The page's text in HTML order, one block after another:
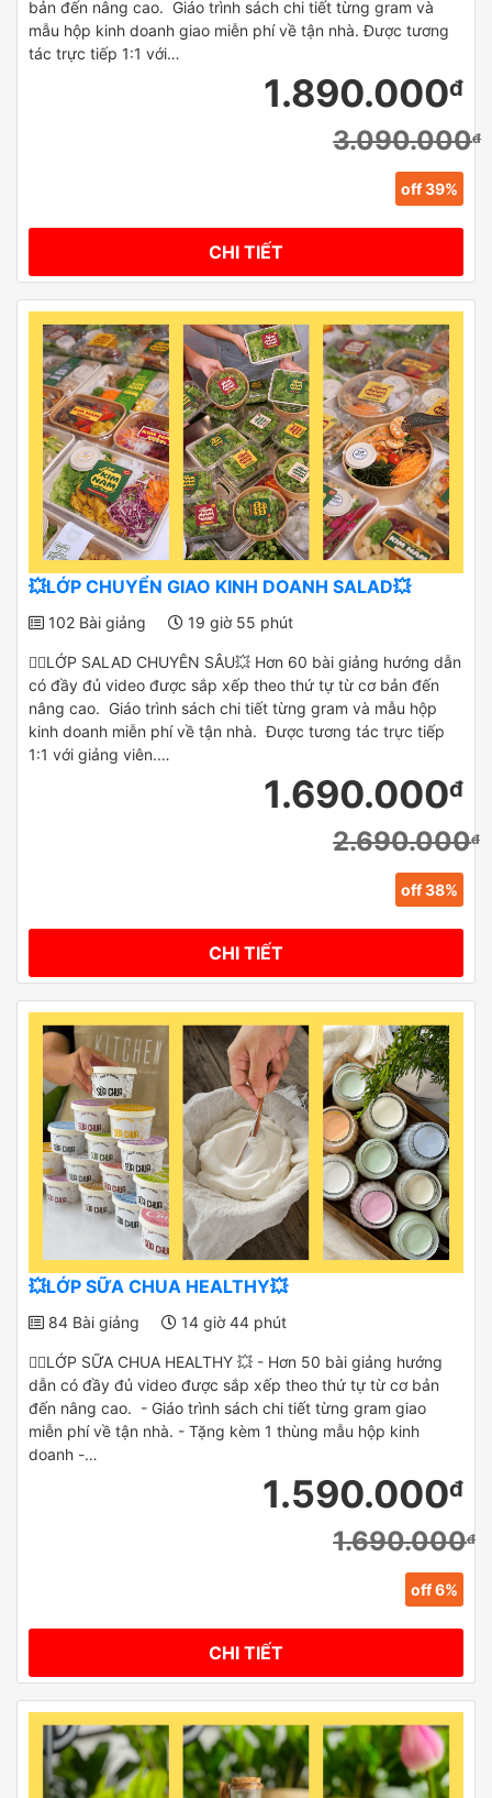
bản đến nâng cao. Giáo trình sách chi tiết từng gram và
mẫu hộp kinh doanh giao miễn phí về tận nhà. Được tương
tác trực tiếp 1:1 với…
1.890.000đ
3.090.000đ
off 39%
CHI TIẾT
💥LỚP CHUYỂN GIAO KINH DOANH SALAD💥
102 Bài giảng 19 giờ 55 phút
✌🏻LỚP SALAD CHUYÊN SÂU💥 Hơn 60 bài giảng hướng dẫn
có đầy đủ video được sắp xếp theo thứ tự từ cơ bản đến
nâng cao. Giáo trình sách chi tiết từng gram và mẫu hộp
kinh doanh miễn phí về tận nhà. Được tương tác trực tiếp
1:1 với giảng viên.…
1.690.000đ
2.690.000đ
off 38%
CHI TIẾT
💥LỚP SỮA CHUA HEALTHY💥
84 Bài giảng 14 giờ 44 phút
✌🏻LỚP SỮA CHUA HEALTHY 💥 - Hơn 50 bài giảng hướng
dẫn có đầy đủ video được sắp xếp theo thứ tự từ cơ bản
đến nâng cao. - Giáo trình sách chi tiết từng gram giao
miễn phí về tận nhà. - Tặng kèm 1 thùng mẫu hộp kinh
doanh -…
1.590.000đ
1.690.000đ
off 6%
CHI TIẾT